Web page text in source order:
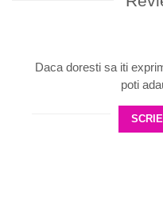
Daca doresti sa iti
poti